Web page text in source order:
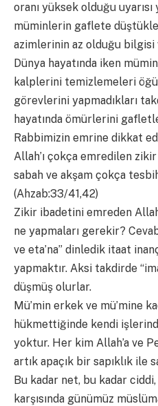
oranı yüksek olduğu uyarısı
müminlerin gaflete
azimlerinin az olduğu bilgisi
Dünya hayatında iken
kalplerini temizlemeleri
görevlerini yapmadıkları
hayatında ömürlerini
Rabbimizin emrine dikkat
Allah’ı çokça emredilen
sabah ve akşam çokça
(Ahzab:33/41,42)
Zikir ibadetini emreden
ne yapmaları gerekir?
ve eta’na” dinledik itaat
yapmaktır. Aksi takdirde
düşmüş olurlar.
Mü’min erkek ve mü’mine
hükmettiğinde kendi
yoktur. Her kim Allah’a ve
artık apaçık bir sapıklık ile
Bu kadar net, bu kadar
karşısında günümüz